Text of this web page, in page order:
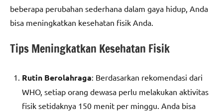
beberapa perubahan sederhana dalam gaya hidup, Anda
bisa meningkatkan kesehatan fisik Anda.
Tips Meningkatkan Kesehatan Fisik
Rutin Berolahraga: Berdasarkan rekomendasi dari
WHO, setiap orang dewasa perlu melakukan aktivitas
fisik setidaknya 150 menit per minggu. Anda bisa